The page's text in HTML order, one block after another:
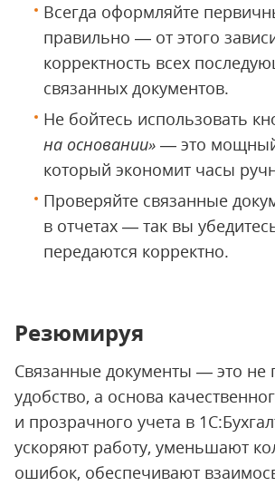
Всегда оформляйте
правильно — от этого
корректность всех
связанных документов.
Не бойтесь использовать
на основании» — это
который экономит часы
Проверяйте связанные
в отчетах — так вы
передаются корректно.
Резюмируя
Связанные документы — это не
удобство, а основа
и прозрачного учета в
ускоряют работу, уменьшают
ошибок, обеспечивают